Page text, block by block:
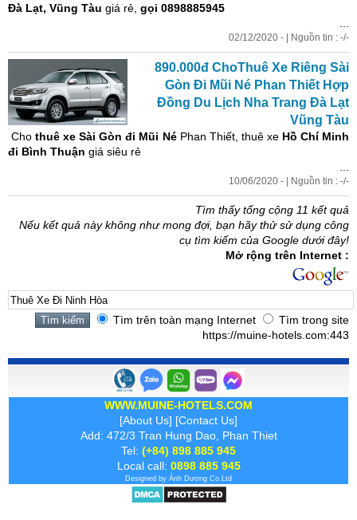
Đà Lạt, Vũng Tàu giá rẻ, gọi 0898885945
02/12/2020 - | Nguồn tin : -/-
890.000đ ChoThuê Xe Riêng Sài
Gòn Đi Mũi Né Phan Thiết Hợp
Đồng Du Lịch Nha Trang Đà Lạt
Vũng Tàu
Chothuê xe Sài Gòn đi Mũi NéPhan Thiết, thuê xe Hồ Chí Minh
đi Bình Thuận giá siêu rẻ
10/06/2020 - | Nguồn tin : -/-
Tìm thấy tổng cộng 11 kết quả
Nếu kết quả này không như mong đợi, bạn hãy thử sử dụng công
cụ tìm kiếm của Google dưới đây!
Mở rộng trên Internet :
Tìm trên toàn mạng Internet
Tìm trong site
https://muine-hotels.com:443
WWW.MUINE-HOTELS.COM
[About Us] [Contact Us]
Add: 472/3 Tran Hung Dao, Phan Thiet
Tel: (+84) 898 885 945
Local call: 0898 885 945
Designed by Ánh Dương Co.Ltd